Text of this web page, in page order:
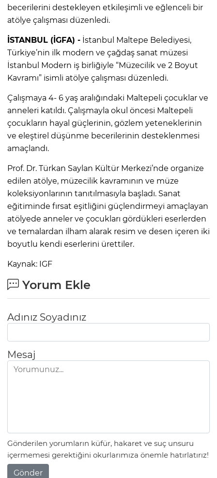
becerilerini destekleyen etkileşimli ve eğlenceli bir
atölye çalışması düzenledi.
İSTANBUL (İGFA) - İstanbul Maltepe Belediyesi,
Türkiye’nin ilk modern ve çağdaş sanat müzesi
İstanbul Modern iş birliğiyle “Müzecilik ve 2 Boyut
Kavramı” isimli atölye çalışması düzenledi.
Çalışmaya 4- 6 yaş aralığındaki Maltepeli çocuklar ve
anneleri katıldı. Çalışmayla okul öncesi Maltepeli
çocukların hayal güçlerinin, gözlem yeteneklerinin
ve eleştirel düşünme becerilerinin desteklenmesi
amaçlandı.
Prof. Dr. Türkan Saylan Kültür Merkezi’nde organize
edilen atölye, müzecilik kavramının ve müze
koleksiyonlarının tanıtılmasıyla başladı. Sanat
eğitiminde fırsat eşitliğini güçlendirmeyi amaçlayan
atölyede anneler ve çocukları gördükleri eserlerden
ve temalardan ilham alarak resim ve desen içeren iki
boyutlu kendi eserlerini ürettiler.
Kaynak: IGF
Yorum Ekle
Adınız Soyadınız
Mesaj
Gönderilen yorumların küfür, hakaret ve suç unsuru
içermemesi gerektiğini okurlarımıza önemle hatırlatırız!
Gönder